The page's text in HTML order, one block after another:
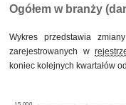
Ogółem w branży
Wykres przedstawia
zarejestrowanych w
koniec kolejnych kwartałów